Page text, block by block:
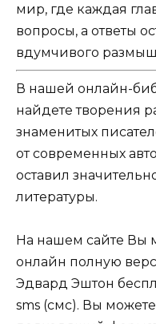
мир, где каждая
вопросы, а ответы
вдумчивого
В нашей онлайн-
найдете творения
знаменитых
от современных
оставил
литературы.
На нашем сайте Вы
онлайн полную
Эдвард Эштон
sms (смс). Вы